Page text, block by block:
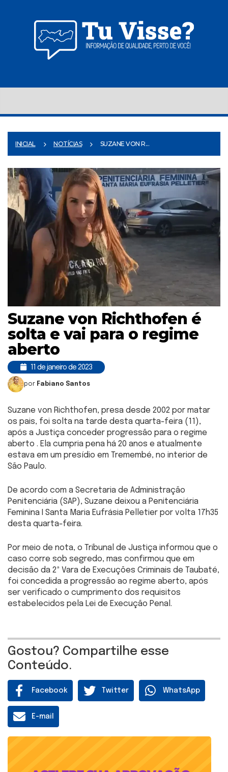
INICIAL NOTÍCIAS SUZANE VON R...
Suzane von Richthofen é
solta e vai para o regime
aberto
11 de janeiro de 2023
por Fabiano Santos
Suzane von Richthofen, presa desde 2002 por matar
os pais, foi solta na tarde desta quarta-feira (11),
após a Justiça conceder progressão para o regime
aberto . Ela cumpria pena há 20 anos e atualmente
estava em um presídio em Tremembé, no interior de
São Paulo.
De acordo com a Secretaria de Administração
Penitenciária (SAP), Suzane deixou a Penitenciária
Feminina I Santa Maria Eufrásia Pelletier por volta 17h35
desta quarta-feira.
Por meio de nota, o Tribunal de Justiça informou que o
caso corre sob segredo, mas confirmou que em
decisão da 2ª Vara de Execuções Criminais de Taubaté,
foi concedida a progressão ao regime aberto, após
ser verificado o cumprimento dos requisitos
estabelecidos pela Lei de Execução Penal.
Gostou? Compartilhe esse
Conteúdo.
Facebook Twitter WhatsApp
E-mail